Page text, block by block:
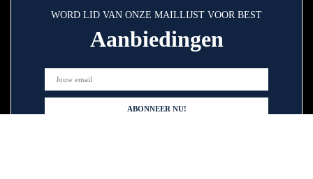
WORD LID VAN ONZE MAILLIJST VOOR BEST
Aanbiedingen